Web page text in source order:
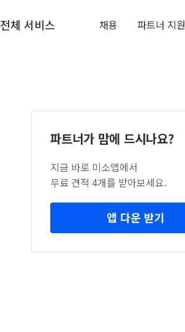
전체 서비스 채용 파트너 지원
파트너가 맘에 드시나요?
지금 바로 미소앱에서
무료 견적 4개를 받아보세요.
앱 다운 받기